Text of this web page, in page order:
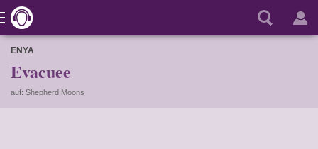
ENYA
Evacuee
auf: Shepherd Moons